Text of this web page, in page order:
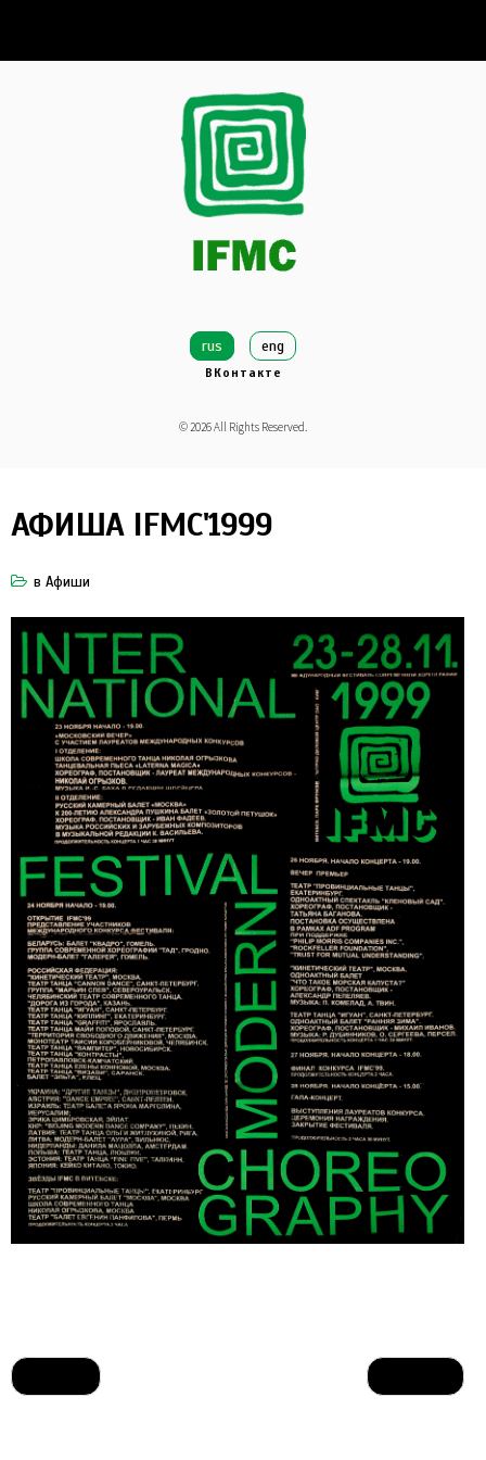
rus eng
ВКонтакте
© 2026All Rights Reserved.
АФИША IFMC'1999
в Афиши